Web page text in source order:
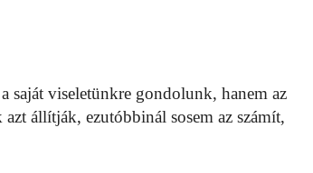
saját viseletünkre gondolunk, hanem az
állítják, ezutóbbinál sosem az számít,